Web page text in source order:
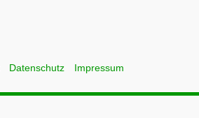
Datenschutz Impressum